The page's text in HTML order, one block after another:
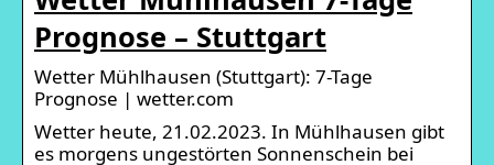
Prognose – Stuttgart
Wetter Mühlhausen (Stuttgart): 7-Tage
Prognose | wetter.com
Wetter heute, 21.02.2023. In Mühlhausen gibt
es morgens ungestörten Sonnenschein bei